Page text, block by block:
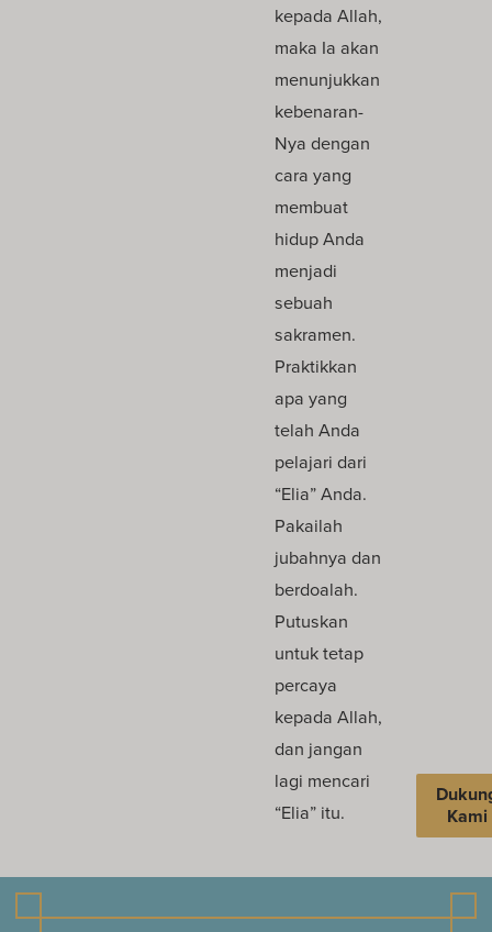
kepada Allah,
maka Ia akan
menunjukkan
kebenaran-
Nya dengan
cara yang
membuat
hidup Anda
menjadi
sebuah
sakramen.
Praktikkan
apa yang
telah Anda
pelajari dari
“Elia” Anda.
Pakailah
jubahnya dan
berdoalah.
Putuskan
untuk tetap
percaya
kepada Allah,
dan jangan
lagi mencari
“Elia” itu.
Kami